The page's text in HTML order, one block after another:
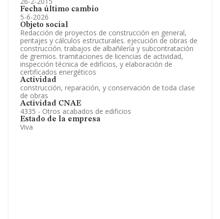
Fecha último cambio
5-6-2026
Objeto social
Redacción de proyectos de construcción en general,
peritajes y cálculos estructurales. ejecución de obras de
construcción. trabajos de albañilería y subcontratación
de gremios. tramitaciones de licencias de actividad,
inspección técnica de edificios, y elaboración de
certificados energéticos
Actividad
construcción, reparación, y conservación de toda clase
de obras
Actividad CNAE
4335 - Otros acabados de edificios
Estado de la empresa
Viva